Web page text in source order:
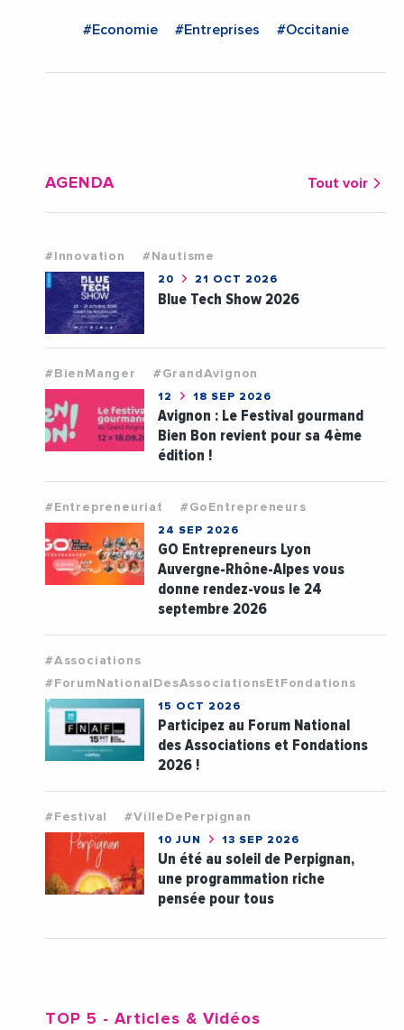
#Economie #Entreprises #Occitanie
AGENDA Tout voir
#Innovation #Nautisme
20 21 OCT 2026
Blue Tech Show 2026
#BienManger #GrandAvignon
12 18 SEP 2026
Avignon : Le Festival gourmand
Bien Bon revient pour sa 4ème
édition !
#Entrepreneuriat #GoEntrepreneurs
24 SEP 2026
GO Entrepreneurs Lyon
Auvergne-Rhône-Alpes vous
donne rendez-vous le 24
septembre 2026
#Associations
#ForumNationalDesAssociationsEtFondations
15 OCT 2026
Participez au Forum National
des Associations et Fondations
2026 !
#Festival #VilleDePerpignan
10 JUN 13 SEP 2026
Un été au soleil de Perpignan,
une programmation riche
pensée pour tous
TOP 5 - Articles & Vidéos